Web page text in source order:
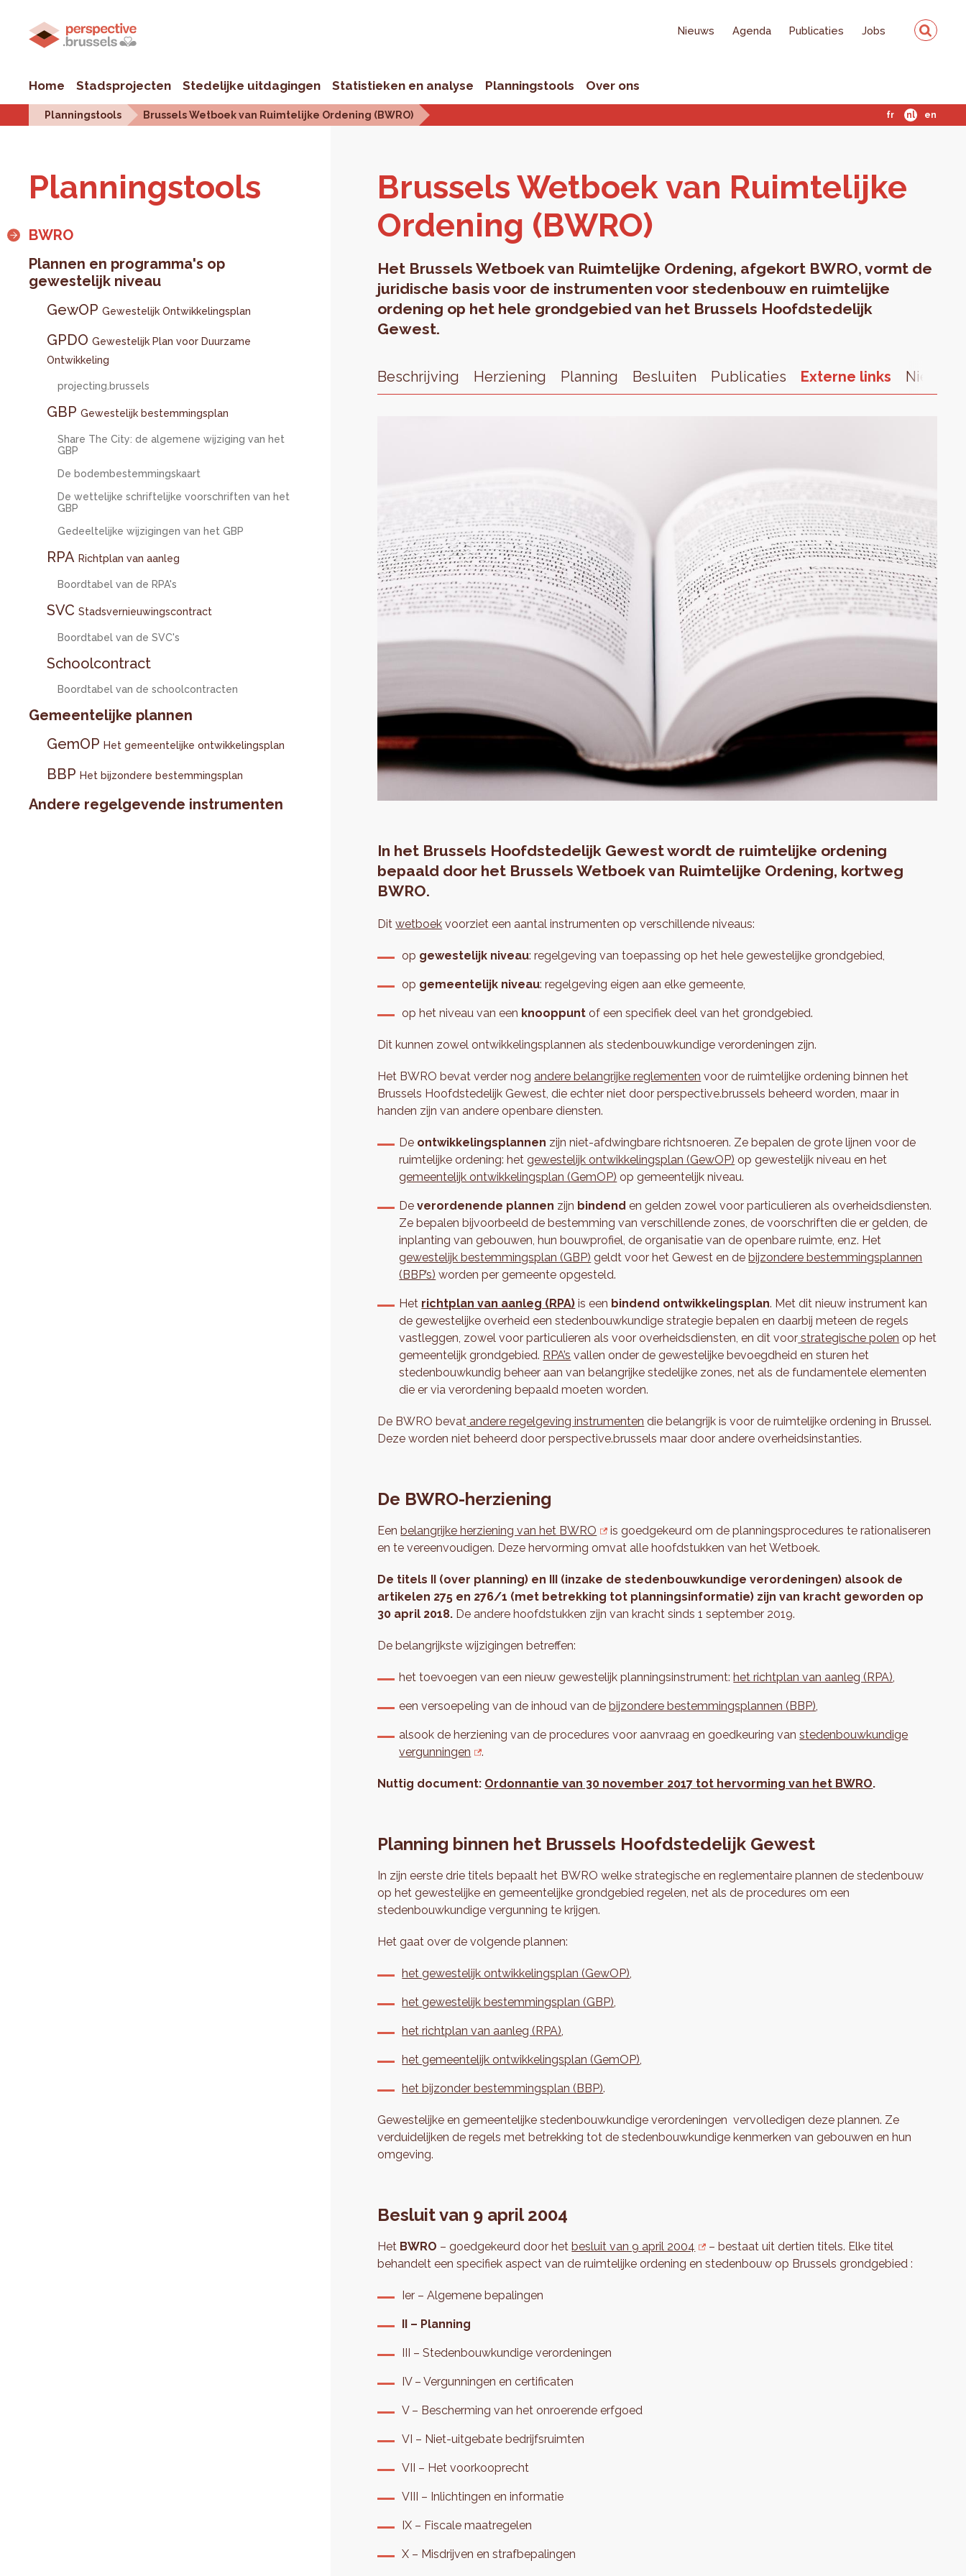
Nieuws Agenda Publicaties Jobs
Home Stadsprojecten Stedelijke uitdagingen Statistieken en analyse Planningstools Over ons
Planningstools Brussels Wetboek van Ruimtelijke Ordening (BWRO) fr nl en
Plan­ningstools
BWRO
Plannen en programma's op
gewestelijk niveau
GewOP Gewestelijk Ontwikkelingsplan
GPDO Gewestelijk Plan voor Duurzame
Ontwikkeling
projecting.brussels
GBP Gewestelijk bestemmingsplan
Share The City: de algemene wijziging van het
GBP
De bodembestemmingskaart
De wettelijke schriftelijke voorschriften van het
GBP
Gedeeltelijke wijzigingen van het GBP
RPA Richtplan van aanleg
Boordtabel van de RPA's
SVC Stadsvernieuwingscontract
Boordtabel van de SVC's
Schoolcontract
Boordtabel van de schoolcontracten
Gemeentelijke plannen
GemOP Het gemeentelijke ontwikkelingsplan
BBP Het bijzondere bestemmingsplan
Andere regelgevende instrumenten
Brus­sels Wet­boek van Ruim­te­lij­ke
Or­de­ning (BWRO)
Het Brussels Wetboek van Ruimtelijke Ordening, afgekort BWRO, vormt de
juridische basis voor de instrumenten voor stedenbouw en ruimtelijke
ordening op het hele grondgebied van het Brussels Hoofdstedelijk
Gewest.
Beschrijving Herziening Planning Besluiten Publicaties Externe links Nieuws
In het Brussels Hoofdstedelijk Gewest wordt de ruimtelijke ordening
bepaald door het Brussels Wetboek van Ruimtelijke Ordening, kortweg
BWRO.
Ditwetboek voorziet een aantal instrumenten op verschillende niveaus:
op gewestelijk niveau: regelgeving van toepassing op het hele gewestelijke grondgebied,
op gemeentelijk niveau: regelgeving eigen aan elke gemeente,
op het niveau van een knooppuntof een specifiek deel van het grondgebied.
Dit kunnen zowel ontwikkelingsplannen als stedenbouwkundige verordeningen zijn.
Het BWRO bevat verder nog andere belangrijke reglementen voor de ruimtelijke ordening binnen het
Brussels Hoofdstedelijk Gewest, die echter niet door perspective.brussels beheerd worden, maar in
handen zijn van andere openbare diensten.
De ontwikkelingsplannen zijn niet-afdwingbare richtsnoeren. Ze bepalen de grote lijnen voor de
ruimtelijke ordening: hetgewestelijk ontwikkelingsplan (GewOP) op gewestelijk niveau en het
gemeentelijk ontwikkelingsplan (GemOP) op gemeentelijk niveau.
Deverordenende plannen zijn bindend en gelden zowel voor particulieren als overheidsdiensten.
Ze bepalen bijvoorbeeld de bestemming van verschillende zones, de voorschriften die er gelden, de
inplanting van gebouwen, hun bouwprofiel, de organisatie van de openbare ruimte, enz. Het
gewestelijk bestemmingsplan (GBP) geldt voor het Gewest en debijzondere bestemmingsplannen
(BBP’s) worden per gemeente opgesteld.
Het richtplan van aanleg (RPA) is een bindend ontwikkelingsplan. Met dit nieuw instrument kan
de gewestelijke overheid een stedenbouwkundige strategie bepalen en daarbij meteen de regels
vastleggen, zowel voor particulieren als voor overheidsdiensten, en dit voor strategische polen op het
gemeentelijk grondgebied. RPA’s vallen onder de gewestelijke bevoegdheid en sturen het
stedenbouwkundig beheer aan van belangrijke stedelijke zones, net als de fundamentele elementen
die er via verordening bepaald moeten worden.
De BWRO bevat andere regelgeving instrumenten die belangrijk is voor de ruimtelijke ordening in Brussel.
Deze worden niet beheerd door perspective.brussels maar door andere overheidsinstanties.
De BWRO-herziening
Eenbelangrijke herziening van het BWRO
is goedgekeurd om de planningsprocedures te rationaliseren
en te vereenvoudigen. Deze hervorming omvat alle hoofdstukken van het Wetboek.
De titels II (over planning) en III (inzake de stedenbouwkundige verordeningen) alsook de
artikelen 275 en 276/1 (met betrekking tot planningsinformatie) zijn van kracht geworden op
30 april 2018. De andere hoofdstukken zijn van kracht sinds 1 september 2019.
De belangrijkste wijzigingen betreffen:
het toevoegen van een nieuw gewestelijk planningsinstrument:het richtplan van aanleg (RPA),
een versoepeling van de inhoud van debijzondere bestemmingsplannen (BBP),
alsook de herziening van de procedures voor aanvraag en goedkeuring vanstedenbouwkundige
vergunningen
.
Nuttig document: Ordonnantie van 30 november 2017 tot hervorming van het BWRO.
Planning binnen het Brussels Hoofdstedelijk Gewest
In zijn eerste drie titels bepaalt het BWRO welke strategische en reglementaire plannen de stedenbouw
op het gewestelijke en gemeentelijke grondgebied regelen, net als de procedures om een
stedenbouwkundige vergunning te krijgen.
Het gaat over de volgende plannen:
het gewestelijk ontwikkelingsplan (GewOP),
het gewestelijk bestemmingsplan (GBP),
het richtplan van aanleg (RPA),
het gemeentelijk ontwikkelingsplan (GemOP),
het bijzonder bestemmingsplan (BBP).
Gewestelijke en gemeentelijke stedenbouwkundige verordeningen vervolledigen deze plannen. Ze
verduidelijken de regels met betrekking tot de stedenbouwkundige kenmerken van gebouwen en hun
omgeving.
Besluit van 9 april 2004
Het BWRO – goedgekeurd door hetbesluit van 9 april 2004
– bestaat uit dertien titels. Elke titel
behandelt een specifiek aspect van de ruimtelijke ordening en stedenbouw op Brussels grondgebied :
Ier – Algemene bepalingen
II – Planning
III – Stedenbouwkundige verordeningen
IV – Vergunningen en certificaten
V – Bescherming van het onroerende erfgoed
VI – Niet-uitgebate bedrijfsruimten
VII – Het voorkooprecht
VIII – Inlichtingen en informatie
IX – Fiscale maatregelen
X – Misdrijven en strafbepalingen